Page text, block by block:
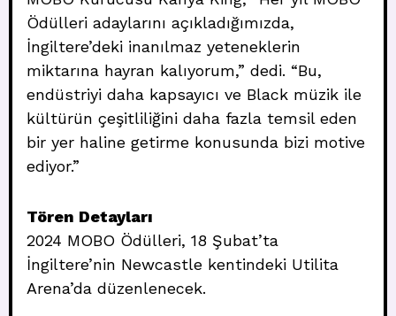
Ödülleri adaylarını açıkladığımızda,
İngiltere’deki inanılmaz yeteneklerin
miktarına hayran kalıyorum,” dedi. “Bu,
endüstriyi daha kapsayıcı ve Black müzik ile
kültürün çeşitliliğini daha fazla temsil eden
bir yer haline getirme konusunda bizi motive
ediyor.”
Tören Detayları
2024 MOBO Ödülleri, 18 Şubat’ta
İngiltere’nin Newcastle kentindeki Utilita
Arena’da düzenlenecek.